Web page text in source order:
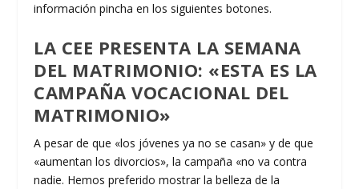
información pincha en los siguientes botones.
LA CEE PRESENTA LA SEMANA
DEL MATRIMONIO: «ESTA ES LA
CAMPAÑA VOCACIONAL DEL
MATRIMONIO»
A pesar de que «los jóvenes ya no se casan» y de que
«aumentan los divorcios», la campaña «no va contra
nadie. Hemos preferido mostrar la belleza de la